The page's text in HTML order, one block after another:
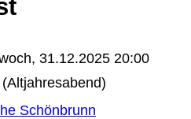
31.12.2025 20:00
Schönbrunn